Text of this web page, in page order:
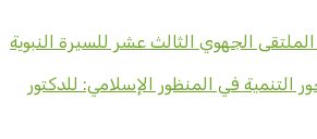
الملتقى الجهوي الثالث عشر للسيرة النبوية
التنمية في المنظور الإسلامي: للدكتور